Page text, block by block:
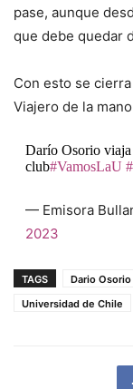
pase, aunque
que debe quedar
Con esto se
Viajero de la
Darío Osorio
club#VamosLaU
— Emisora
2023
TAGS Dario Osorio
Universidad de Chile